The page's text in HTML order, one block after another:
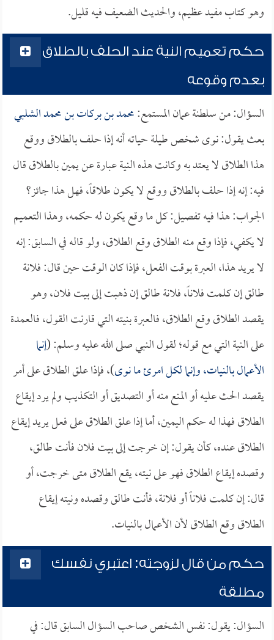
وهو كتاب مفيد عظيم، والحديث الضعيف فيه قليل.
حكم تعميم النية عند الحلف بالطلاق
بعدم وقوعه
السؤال: من سلطنة عمان المستمع:محمد بن بركات بن محمد الشلبي
بعث يقول: نوى شخص طيلة حياته أنه إذا حلف بالطلاق ووقع
هذا الطلاق لا يعتد به وكانت هذه النية عبارة عن يمين بالطلاق قال
فيه: إنه إذا حلف بالطلاق ووقع لا يكون طلاقاً، فهل هذا جائز؟
الجواب: هذا فيه تفصيل: كل ما وقع يكون له حكمه، وهذا التعميم
لا يكفي، فإذا وقع منه الطلاق وقع الطلاق، ولو قاله في السابق: إنه
لا يريد هذا، العبرة بوقت الفعل، فإذا كان الوقت حين قال: فلانة
طالق إن كلمت فلاناً، فلانة طالق إن ذهبت إلى بيت فلان، وهو
يقصد الطلاق وقع الطلاق، فالعبرة بنيته التي قارنت القول، فالعمدة
على النية التي مع قوله؛ لقول النبي صلى الله عليه وسلم: (إنما
الأعمال بالنيات، وإنما لكل امرئ ما نوى)، فإذا علق الطلاق على أمر
يقصد الحث عليه أو المنع منه أو التصديق أو التكذيب ولم يرد إيقاع
الطلاق فهذا له حكم اليمين، أما إذا علق الطلاق على فعل يريد إيقاع
الطلاق عنده، كأن يقول: إن خرجت إلى بيت فلان فأنت طالق،
وقصده إيقاع الطلاق فهو على نيته، يقع الطلاق متى خرجت، أو
قال: إن كلمت فلاناً أو فلانة، فأنت طالق وقصده ونيته إيقاع
الطلاق وقع الطلاق لأن الأعمال بالنيات.
حكم من قال لزوجته: اعتبري نفسك
مطلقة
السؤال: يقول: نفس الشخص صاحب السؤال السابق قال: في